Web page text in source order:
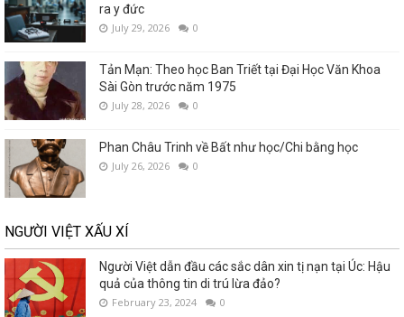
ra y đức
July 29, 2026 0
Tản Mạn: Theo học Ban Triết tại Đại Học Văn Khoa
Sài Gòn trước năm 1975
July 28, 2026 0
Phan Châu Trinh về Bất như học/Chi bằng học
July 26, 2026 0
NGƯỜI VIỆT XẤU XÍ
Người Việt dẫn đầu các sắc dân xin tị nạn tại Úc: Hậu
quả của thông tin di trú lừa đảo?
February 23, 2024 0